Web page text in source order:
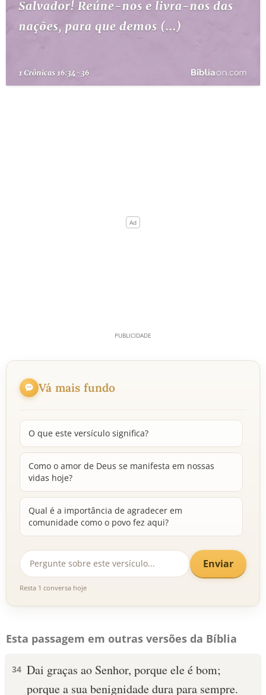
Vá mais fundo
O que este versículo significa?
Como o amor de Deus se manifesta em nossas
vidas hoje?
Qual é a importância de agradecer em
comunidade como o povo fez aqui?
Enviar
Resta 1 conversa hoje
Esta passagem em outras versões da Bíblia
34 Dai graças ao Senhor, porque ele é bom;
porque a sua benignidade dura para sempre.